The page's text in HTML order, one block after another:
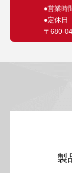
●営業
●定休
〒680-
製